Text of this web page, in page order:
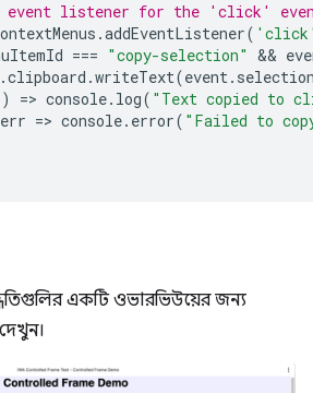
event listener for the 'click'
.addEventListener(
=== "copy-selection" &&
.clipboard .writeText(event.
=> console. log( "Text copied to
err => console. error( "Failed to
একটি ওভারভিউয়ের জন্য